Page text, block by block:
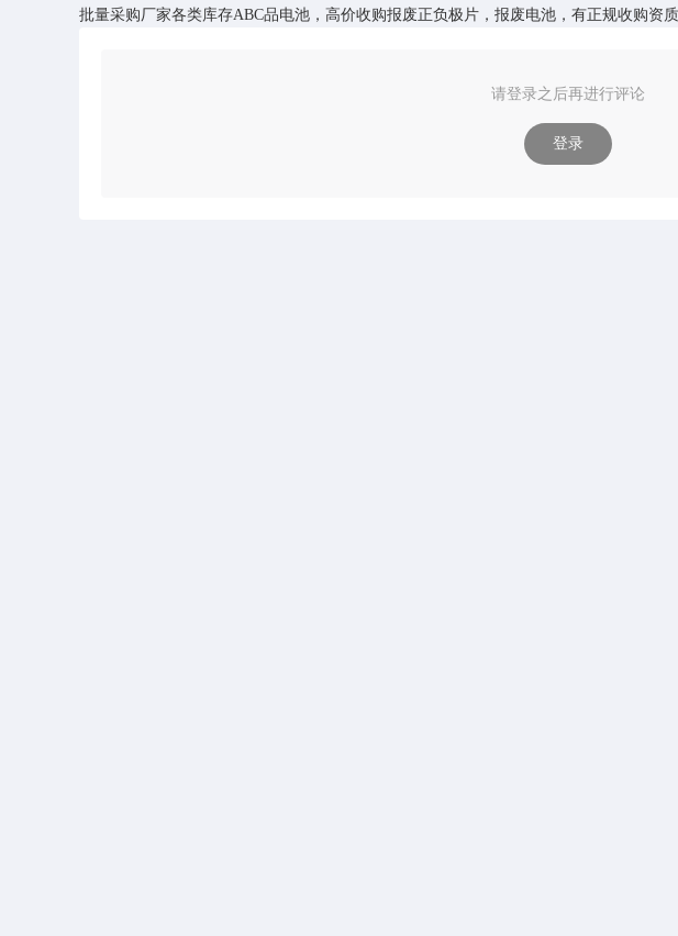
批量采购厂家各类库存ABC品电池，高价收购报废正负极片，报废电池，有正规收购资
请登录之后再进行评论
登录